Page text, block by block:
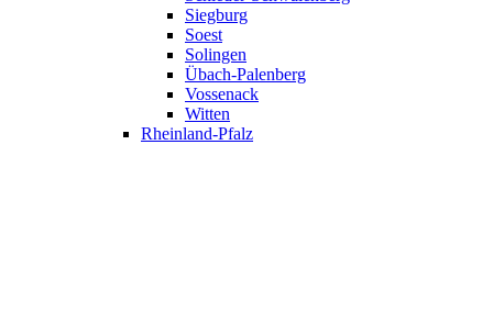
Siegburg
Soest
Solingen
Übach-Palenberg
Vossenack
Witten
Rheinland-Pfalz